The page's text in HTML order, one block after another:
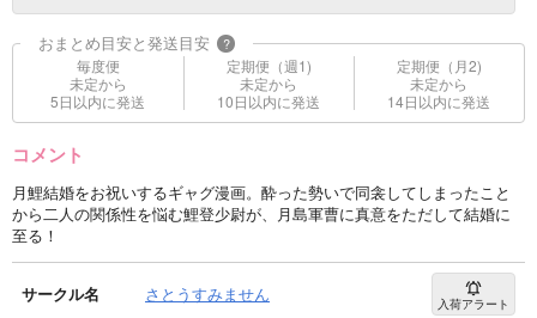
おまとめ目安と発送目安 ?
毎度便
未定から
5日以内に発送
定期便（週1)
未定から
10日以内に発送
定期便（月2)
未定から
14日以内に発送
コメント
月鯉結婚をお祝いするギャグ漫画。酔った勢いで同衾してしまったこと
から二人の関係性を悩む鯉登少尉が、月島軍曹に真意をただして結婚に
至る！
サークル名 さとうすみません 入荷アラート